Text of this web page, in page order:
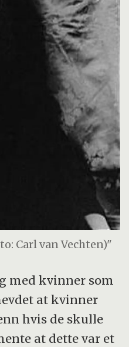
Carl van Vechten)"
med kvinner som
at kvinner
hvis de skulle
at dette var et